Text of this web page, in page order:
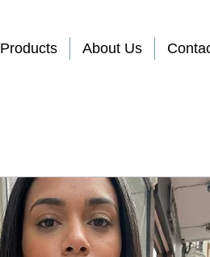
Products About Us